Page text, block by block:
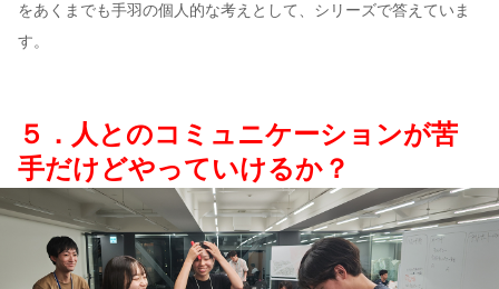
をあくまでも手羽の個人的な考えとして、シリーズで答えていま
す。
５．人とのコミュニケーションが苦
手だけどやっていけるか？